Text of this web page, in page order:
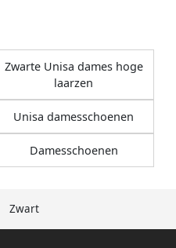
Zwart
Zwarte Unisa dames hoge
laarzen
Unisa damesschoenen
Damesschoenen